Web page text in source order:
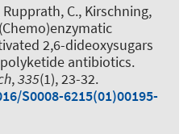
Rupprath, C., Kirschning,
(Chemo)enzymatic
2,6-dideoxysugars
antibiotics.
,335(1), 23-32.
S0008-6215(01)00195-